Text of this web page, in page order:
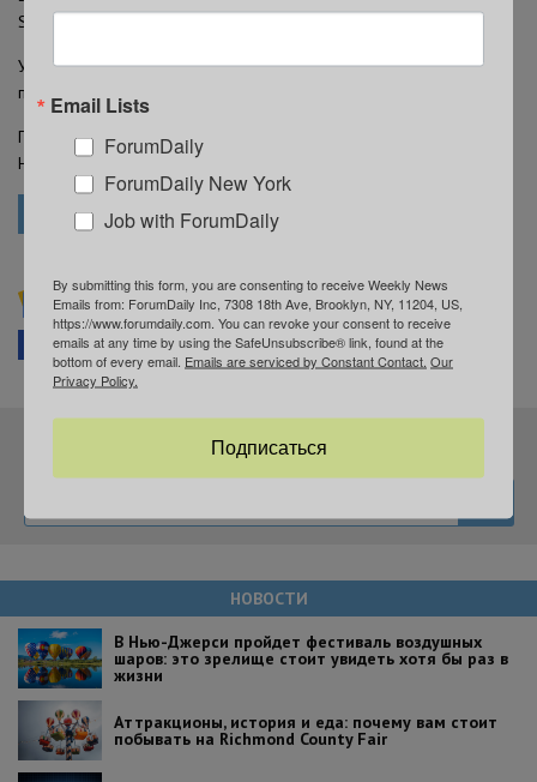
STEAM для подростков.
Участники будут изучать, что необходимо для создания
пригодного для жизни сообщества в космосе.
Программа начнется 8 июля в филиалах Central, Flushing, Cambria
Heights, East Flushing и Far Rockaway. Подробнее
БИБЛИОТЕКА
Подписывайтесь на ForumDaily NewYork в
Google News
Facebook Telegram В закладки
Подпишитесь на нашу рассылку
НОВОСТИ
В Нью-Джерси пройдет фестиваль воздушных
шаров: это зрелище стоит увидеть хотя бы раз в
жизни
Аттракционы, история и еда: почему вам стоит
побывать на Richmond County Fair
Email Lists
ForumDaily
ForumDaily New York
Job with ForumDaily
By submitting this form, you are consenting to receive Weekly News
Emails from: ForumDaily Inc, 7308 18th Ave, Brooklyn, NY, 11204, US,
https://www.forumdaily.com. You can revoke your consent to receive
emails at any time by using the SafeUnsubscribe® link, found at the
bottom of every email. Emails are serviced by Constant Contact. Our
Privacy Policy.
Подписаться